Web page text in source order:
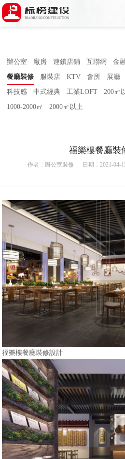
草莓视频下载网址,草莓
下载色,草莓视频APP无
辦公室 廠房 連鎖店鋪 互聯網 金
餐廳裝修 服裝店 KTV 會所 展廳
科技感 中式經典 工業LOFT 200㎡
1000-2000㎡ 2000㎡以上
福樂樓餐廳裝
作者： 辦公室裝修 日期：2021-04-
福樂樓餐廳裝修設計